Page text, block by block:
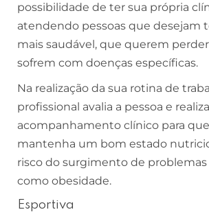
possibilidade de ter sua própria
atendendo pessoas que desejam
mais saudável, que querem
sofrem com doenças específicas.
Na realização da sua rotina de
profissional avalia a pessoa e
acompanhamento clínico para
mantenha um bom estado
risco do surgimento de problemas
como obesidade.
Esportiva